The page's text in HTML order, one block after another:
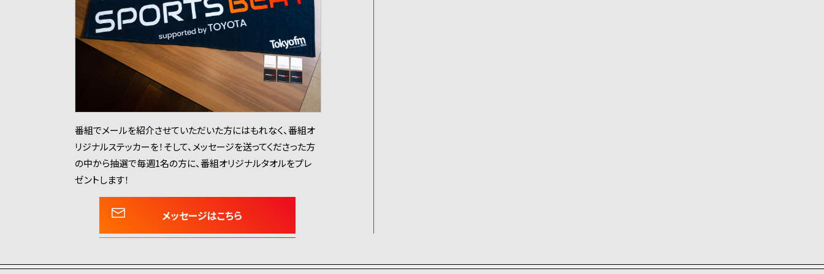
番組でメールを紹介させていただいた方にはもれなく、番組オ
リジナルステッカーを！そして、メッセージを送ってくださった方
の中から抽選で毎週1名の方に、番組オリジナルタオルをプレ
ゼントします！